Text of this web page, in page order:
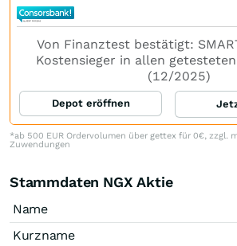
Von Finanztest bestätigt:
Kostensieger in allen
(12/2025)
Depot eröffnen
*ab 500 EUR Ordervolumen über gettex für 0€, zzgl.
Zuwendungen
Stammdaten NGX Aktie
Name
Kurzname